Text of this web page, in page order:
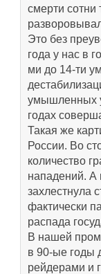
смерти сотни
Это без
года у нас в
ми до 14-ти
умышленных
годах
Такая же
России. Во
количество
нападений. А
захлестнула
фактически
распада
В нашей
в 90-ые годы
рейдерами и